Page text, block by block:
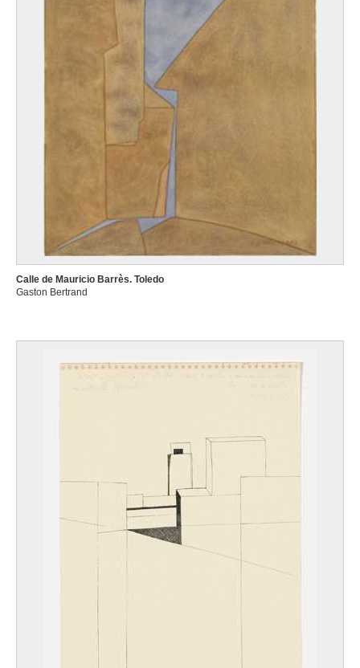
Calle de Mauricio Barrès. Toledo
Gaston Bertrand